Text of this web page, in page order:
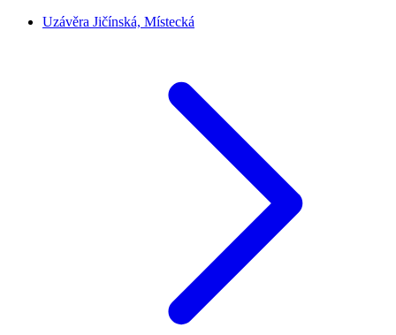
Uzávěra Jičínská, Místecká